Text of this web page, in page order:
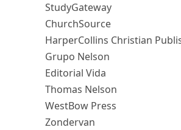
StudyGateway
ChurchSource
HarperCollins Christian
Grupo Nelson
Editorial Vida
Thomas Nelson
WestBow Press
Zondervan